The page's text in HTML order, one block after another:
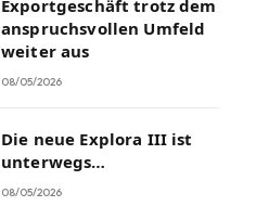
Exportgeschäft trotz dem
anspruchsvollen Umfeld
weiter aus
08/05/2026
Die neue Explora III ist
unterwegs…
08/05/2026